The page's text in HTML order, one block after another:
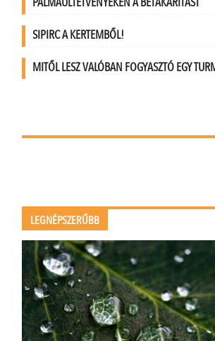
SIPIRC A KERTEMBŐL!
MITŐL LESZ VALÓBAN FOGYASZTÓ EGY
LEGNÉPSZERŰBB